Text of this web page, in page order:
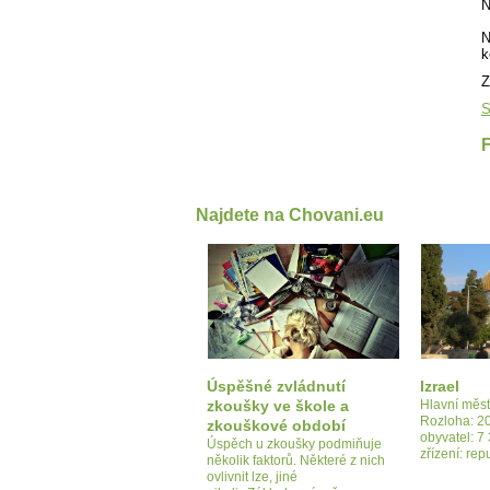
Najdete na Chovani.eu
Úspěšné zvládnutí
zkoušky ve škole a
zkouškové období
Úspěch u zkoušky podmiňuje
několik faktorů. Některé z nich
ovlivnit lze, jiné
Izrael
Hlavní
Rozloha:
obyvatel: 7
zřízení: